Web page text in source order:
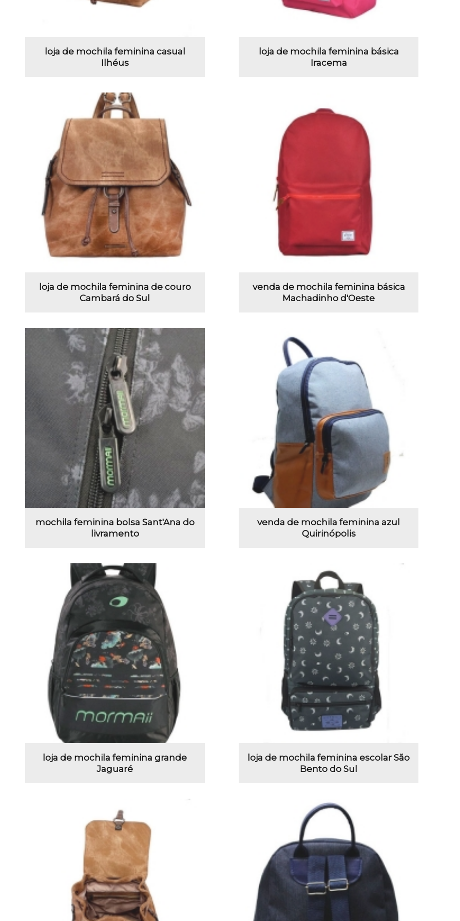
loja de mochila feminina casual
Ilhéus
loja de mochila feminina básica
Iracema
loja de mochila feminina de couro
Cambará do Sul
venda de mochila feminina básica
Machadinho d'Oeste
mochila feminina bolsa Sant'Ana do
livramento
venda de mochila feminina azul
Quirinópolis
loja de mochila feminina grande
Jaguaré
loja de mochila feminina escolar São
Bento do Sul